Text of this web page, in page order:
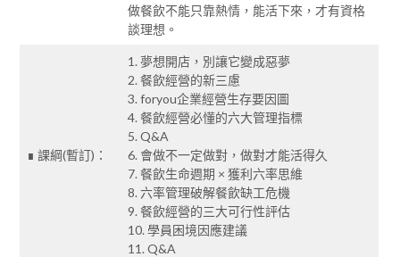
做餐飲不能只靠熱情，能活下來，才有資格
談理想。
∎ 課綱(暫訂)：
1. 夢想開店，別讓它變成惡夢
2. 餐飲經營的新三慮
3. foryou企業經營生存要因圖
4. 餐飲經營必懂的六大管理指標
5. Q&A
6. 會做不一定做對，做對才能活得久
7. 餐飲生命週期 × 獲利六率思維
8. 六率管理破解餐飲缺工危機
9. 餐飲經營的三大可行性評估
10. 學員困境因應建議
11. Q&A